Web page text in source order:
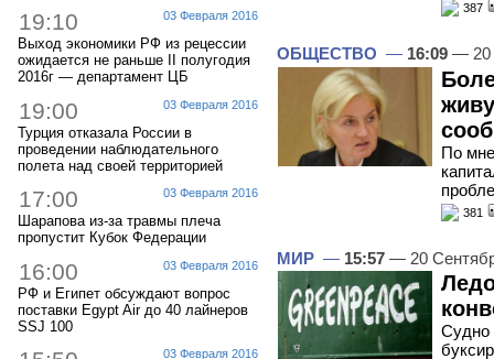
03 Февраля 2016
19:10
Выход экономики РФ из рецессии
ожидается не раньше II полугодия
2016г — департамент ЦБ
03 Февраля 2016
19:00
Турция отказала России в
проведении наблюдательного
полета над своей территорией
03 Февраля 2016
17:00
Шарапова из-за травмы плеча
пропустит Кубок Федерации
03 Февраля 2016
16:00
РФ и Египет обсуждают вопрос
поставки Egypt Air до 40 лайнеров
SSJ 100
03 Февраля 2016
387
ОБЩЕСТВО — 16:09 — 20
По
381
МИР — 15:57 — 20
Судно